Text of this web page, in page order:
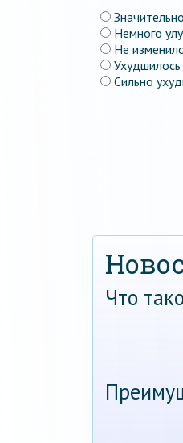
Немного
Не
Ухудшилось
Сильно
Что